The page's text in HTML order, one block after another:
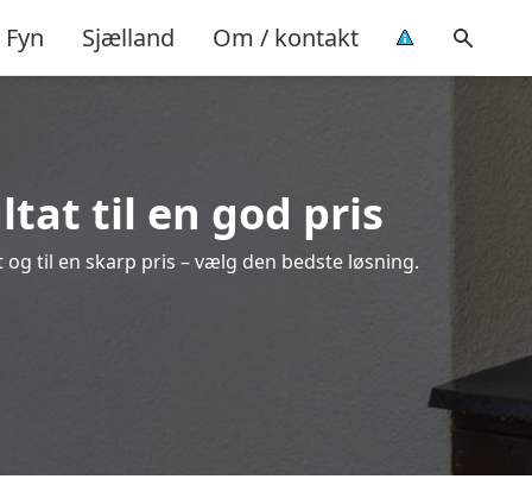
Fyn Sjælland Om / kontakt
til en god pris
til en skarp pris – vælg den bedste løsning.